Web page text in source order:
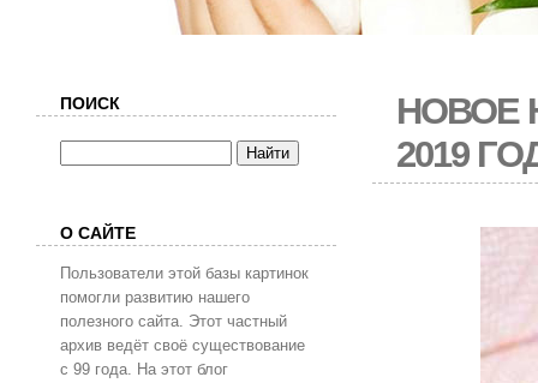
НОВОЕ
2019
ПОИСК
О САЙТЕ
Пользователи этой базы картинок
помогли развитию нашего
полезного сайта. Этот частный
архив ведёт своё существование
с 99 года. На этот блог